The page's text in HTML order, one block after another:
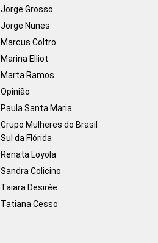
Jorge Grosso
Jorge Nunes
Marcus Coltro
Marina Elliot
Marta Ramos
Opinião
Paula Santa Maria
Grupo Mulheres do Brasil
Sul da Flórida
Renata Loyola
Sandra Colicino
Taiara Desirée
Tatiana Cesso